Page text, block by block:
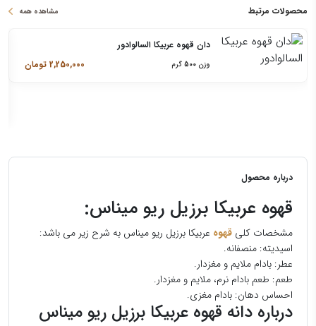
محصولات مرتبط مشاهده همه
دان قهوه عربیکا السالوادور
وزن 500 گرم 2,250,000 تومان
درباره محصول
قهوه عربیکا برزیل ریو میناس:
مشخصات کلی قهوه عربیکا برزیل ریو میناس به شرح زیر می باشد:
اسیدیته: منصفانه.
عطر: بادام ملایم و مغزدار.
طعم: طعم بادام نرم، ملایم و مغزدار.
احساس دهان: بادام مغزی.
درباره دانه قهوه عربیکا برزیل ریو میناس